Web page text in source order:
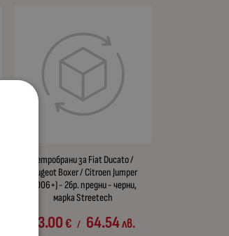
Ветробрани за Fiat Ducato /
Peugeot Boxer / Citroen Jumper
(2006+) - 2бр. предни - черни,
марка Streetech
33.00€ / 64.54лв.